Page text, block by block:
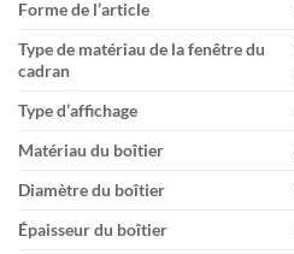
Forme de l’article
Type de matériau de la fenêtre du
cadran
Type d’affichage
Matériau du boîtier
Diamètre du boîtier
Épaisseur du boîtier